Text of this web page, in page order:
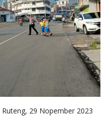
Ruteng, 29 Nopember 2023